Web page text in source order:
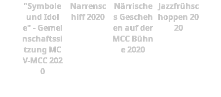
"Symbole
und Idol
e" - Gemei
nschaftssi
tzung MC
V-MCC 202
0
Narrensc
hiff 2020
Närrische
s Gescheh
en auf der
MCC Bühn
e 2020
Jazzfrühsc
hoppen 20
20